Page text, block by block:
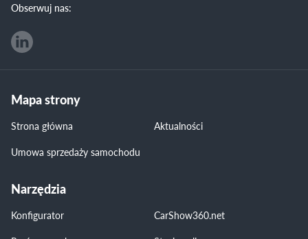
Obserwuj nas:
Mapa strony
Strona główna
Aktualności
Umowa sprzedaży samochodu
Narzędzia
Konfigurator
CarShow360.net